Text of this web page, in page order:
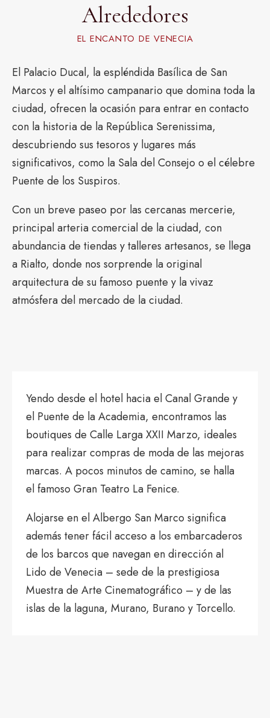
Alrededores
EL ENCANTO DE VENECIA
El Palacio Ducal, la espléndida Basílica de San
Marcos y el altísimo campanario que domina toda la
ciudad, ofrecen la ocasión para entrar en contacto
con la historia de la República Serenissima,
descubriendo sus tesoros y lugares más
significativos, como la Sala del Consejo o el célebre
Puente de los Suspiros.
Con un breve paseo por las cercanas mercerie,
principal arteria comercial de la ciudad, con
abundancia de tiendas y talleres artesanos, se llega
a Rialto, donde nos sorprende la original
arquitectura de su famoso puente y la vivaz
atmósfera del mercado de la ciudad.
Yendo desde el hotel hacia el Canal Grande y
el Puente de la Academia, encontramos las
boutiques de Calle Larga XXII Marzo, ideales
para realizar compras de moda de las mejoras
marcas. A pocos minutos de camino, se halla
el famoso Gran Teatro La Fenice.
Alojarse en el Albergo San Marco significa
además tener fácil acceso a los embarcaderos
de los barcos que navegan en dirección al
Lido de Venecia – sede de la prestigiosa
Muestra de Arte Cinematográfico – y de las
islas de la laguna, Murano, Burano y Torcello.